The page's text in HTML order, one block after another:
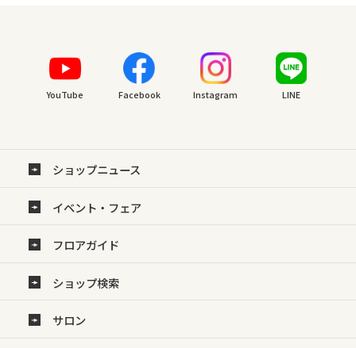
YouTube Facebook Instagram LINE
ショップニュース
イベント・フェア
フロアガイド
ショップ検索
サロン